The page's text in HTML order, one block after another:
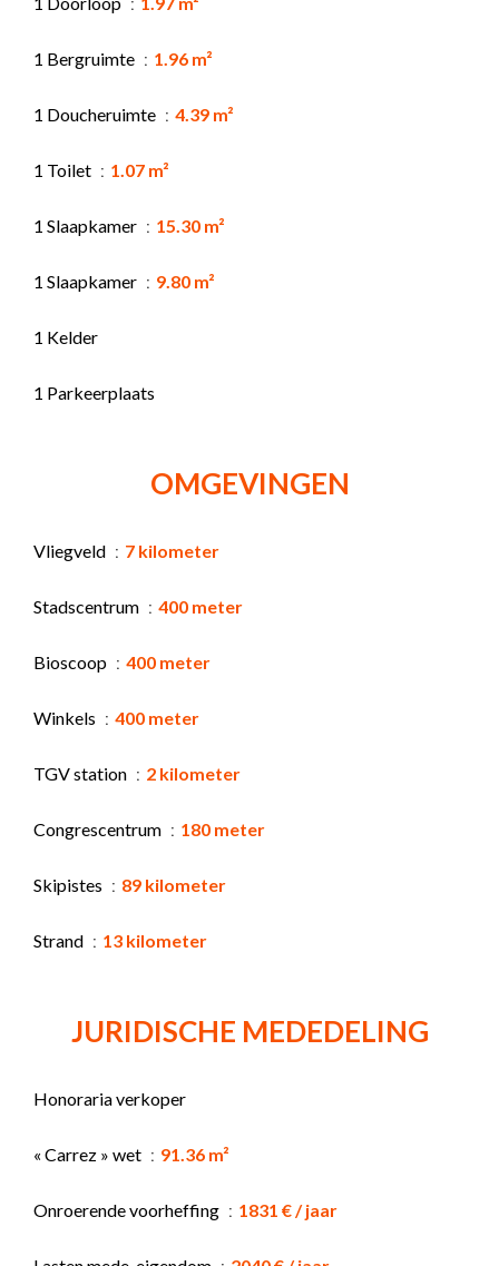
1 Bergruimte 1.96 m²
1 Doucheruimte 4.39 m²
1 Toilet 1.07 m²
1 Slaapkamer 15.30 m²
1 Slaapkamer 9.80 m²
1 Kelder
1 Parkeerplaats
OMGEVINGEN
Vliegveld 7 kilometer
Stadscentrum 400 meter
Bioscoop 400 meter
Winkels 400 meter
TGV station 2 kilometer
Congrescentrum 180 meter
Skipistes 89 kilometer
Strand 13 kilometer
JURIDISCHE MEDEDELING
Honoraria verkoper
« Carrez » wet 91.36 m²
Onroerende voorheffing 1831 € / jaar